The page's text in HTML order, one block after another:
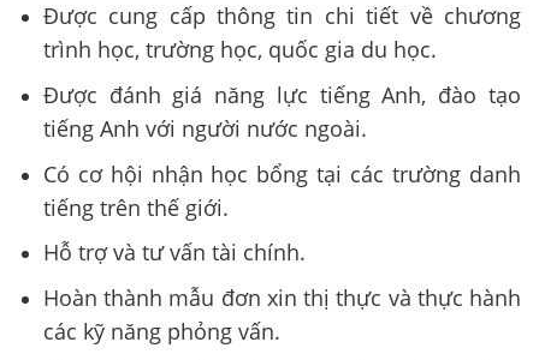
Được cung cấp thông tin chi tiết về chương
trình học, trường học, quốc gia du học.
Được đánh giá năng lực tiếng Anh, đào tạo
tiếng Anh với người nước ngoài.
Có cơ hội nhận học bổng tại các trường danh
tiếng trên thế giới.
Hỗ trợ và tư vấn tài chính.
Hoàn thành mẫu đơn xin thị thực và thực hành
các kỹ năng phỏng vấn.